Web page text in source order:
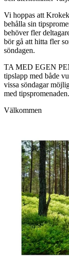
Vi hoppas att
behålla sin
behöver fler
bör gå att hitta fler
söndagen.
TA MED EGEN
tipslapp med både
vissa söndagar
med tipspromenaden.
Välkommen